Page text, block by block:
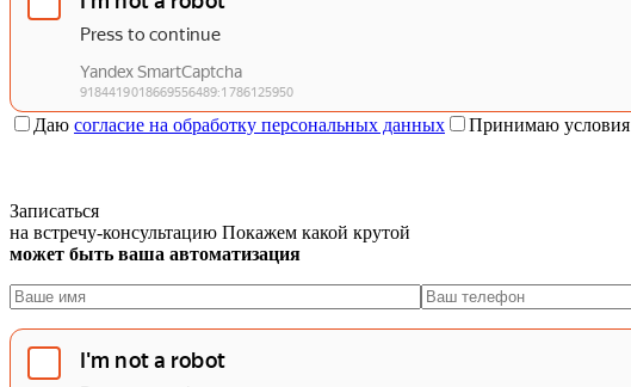
Даю согласие на обработку персональных данных Принимаю условия
Записаться
на встречу-консультацию Покажем какой крутой
может быть ваша автоматизация